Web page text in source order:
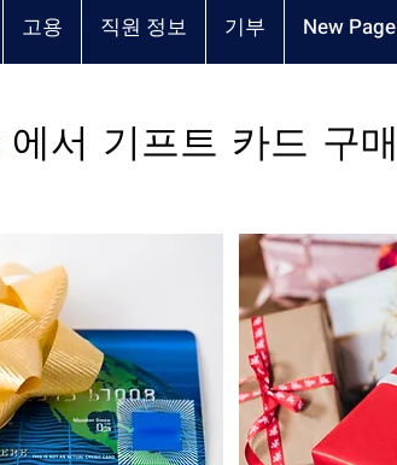
고용 직원 정보 기부 New Page
에서 기프트 카드 구매